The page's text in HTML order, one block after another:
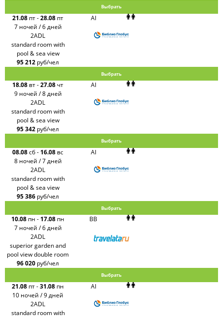
Выбрать
21.08 пт-28.08 пт
7 ночей / 6 дней
AI
2ADL
standard room with
pool & sea view
95 212 руб/чел
Выбрать
18.08 вт-27.08 чт
9 ночей / 8 дней
AI
2ADL
standard room with
pool & sea view
95 342 руб/чел
Выбрать
08.08сб- 16.08 вс
8 ночей / 7 дней
AI
2ADL
standard room with
pool & sea view
95 386 руб/чел
Выбрать
10.08 пн - 17.08 пн
7 ночей / 6 дней
BB
2ADL
superior garden and
pool view double room
96 020 руб/чел
Выбрать
21.08 пт-31.08 пн
10 ночей / 9 дней
AI
2ADL
standard room with